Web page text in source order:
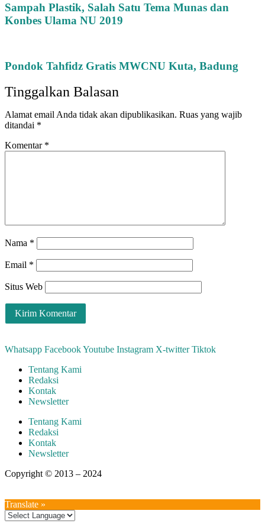
Sampah Plastik, Salah Satu Tema Munas dan
Konbes Ulama NU 2019
Pondok Tahfidz Gratis MWCNU Kuta, Badung
Tinggalkan Balasan
Alamat email Anda tidak akan dipublikasikan. Ruas yang wajib
ditandai *
Komentar *
Nama *
Email *
Situs Web
Whatsapp FacebookYoutube Instagram X-twitter Tiktok
Tentang Kami
Redaksi
Kontak
Newsletter
Tentang Kami
Redaksi
Kontak
Newsletter
Copyright © 2013 – 2024
Translate »